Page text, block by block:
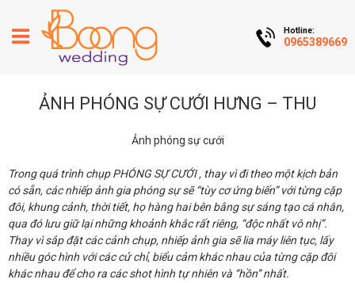
Hotline:
0965389669
ẢNH PHÓNG SỰ CƯỚI HƯNG – THU
Ảnh phóng sự cưới
Trong quá trình chụp PHÓNG SỰ CƯỚI , thay vì đi theo một kịch bản
có sẵn, các nhiếp ảnh gia phóng sự sẽ “tùy cơ ứng biến” với từng cặp
đôi, khung cảnh, thời tiết, họ hàng hai bên bằng sự sáng tạo cá nhân,
qua đó lưu giữ lại những khoảnh khắc rất riêng, “độc nhất vô nhị”.
Thay vì sắp đặt các cảnh chụp, nhiếp ảnh gia sẽ lia máy liên tục, lấy
nhiều góc hình với các cử chỉ, biểu cảm khác nhau của từng cặp đôi
khác nhau để cho ra các shot hình tự nhiên và “hồn” nhất.